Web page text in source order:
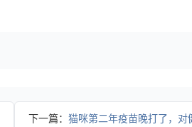
下一篇： 猫咪第二年疫苗晚打了，对